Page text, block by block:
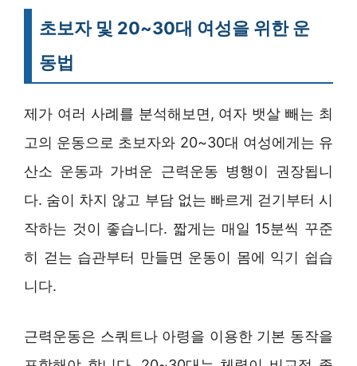
초보자 및 20~30대 여성을 위한 운
동법
제가 여러 사례를 분석해보면, 여자 뱃살 빼는 최
고의 운동으로 초보자와 20~30대 여성에게는 유
산소 운동과 가벼운 근력운동 병행이 권장됩니
다. 숨이 차지 않고 부담 없는 빠르게 걷기부터 시
작하는 것이 좋습니다. 짧게는 매일 15분씩 꾸준
히 걷는 습관부터 만들면 운동이 몸에 익기 쉽습
니다.
근력운동은 스쿼트나 아령을 이용한 기본 동작을